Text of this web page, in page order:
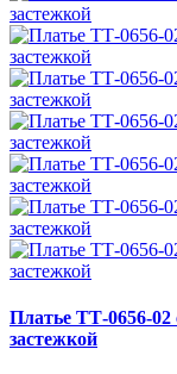
Платье ТТ-0656-02
застежкой